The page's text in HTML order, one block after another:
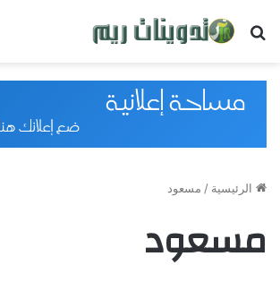
بحث
الرئيسية/مسعود
مسعود